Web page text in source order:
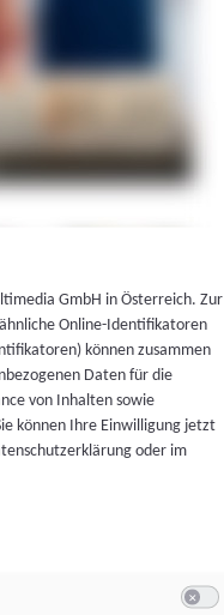
GmbH in Österreich. Zur
Online-Identifikatoren
können zusammen
Daten für die
von Inhalten sowie
können Ihre Einwilligung jetzt
oder im